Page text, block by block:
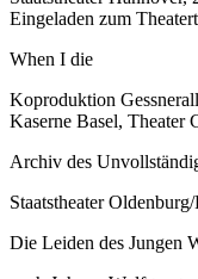
Eingeladen zum
When I die
Koproduktion
Kaserne Basel, Theater
Archiv des
Staatstheater
Die Leiden des Jungen